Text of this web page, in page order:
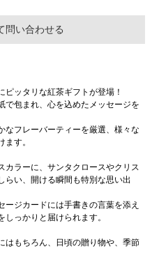
問い合わせる
ッタリな紅茶ギフトが登場！
で包まれ、心を込めたメッセージを
なフレーバーティーを厳選、様々な
す。
カラーに、サンタクロースやクリス
らい、開ける瞬間も特別な思い出
ジカードには手書きの言葉を添え
っかりと届けられます。
はもちろん、日頃の贈り物や、季節